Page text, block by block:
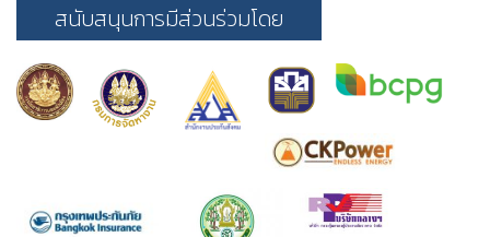
สนับสนุนการมีส่วนร่วมโดย